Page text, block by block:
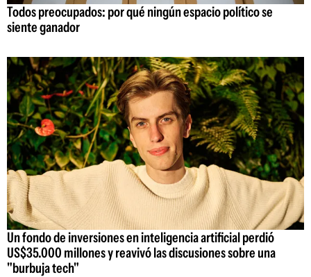
Todos preocupados: por qué ningún espacio político se
siente ganador
Un fondo de inversiones en inteligencia artificial perdió
US$35.000 millones y reavivó las discusiones sobre una
"burbuja tech"